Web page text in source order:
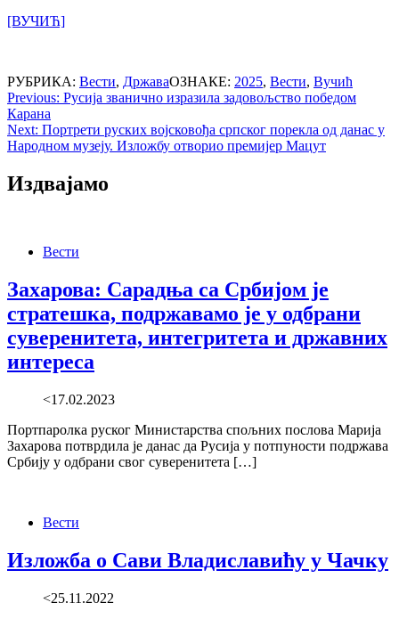
[ВУЧИЋ]
РУБРИКА: Вести, ДржаваОЗНАКЕ: 2025, Вести, Вучић
Post
navigation
Previous: Русија званично изразила задовољство победом
Карана
Next: Портрети руских војсковођа српског порекла од данас у
Народном музеју. Изложбу отворио премијер Мацут
Издвајамо
Вести
Захарова: Сарадња са Србијом је
стратешка, подржавамо је у одбрани
суверенитета, интегритета и државних
интереса
<17.02.2023
Портпаролка руског Министарства спољних послова Марија
Захарова потврдила је данас да Русија у потпуности подржава
Србију у одбрани свог суверенитета […]
Вести
Изложба о Сави Владиславићу у Чачку
<25.11.2022